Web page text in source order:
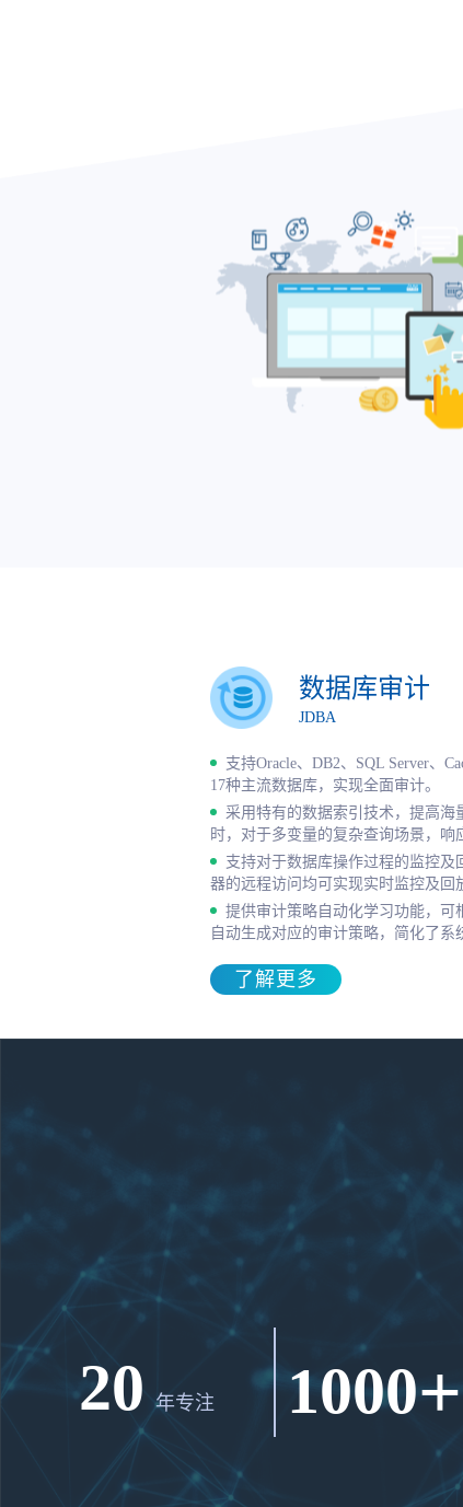
数据库审计
JDBA
支持Oracle、DB2、SQL Server、
17种主流数据库，实现全面审计。
采用特有的数据索引技术，提高
时，对于多变量的复杂查询场景，响
支持对于数据库操作过程的监控
器的远程访问均可实现实时监控及回
提供审计策略自动化学习功能，可
自动生成对应的审计策略，简化了系
了解更多
20 年专注 1000+